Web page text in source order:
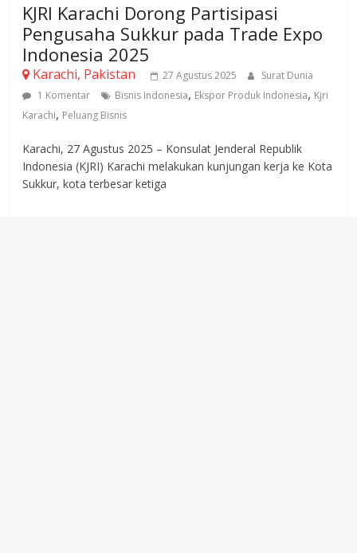
KJRI Karachi Dorong Partisipasi
Pengusaha Sukkur pada Trade Expo
Indonesia 2025
Karachi, Pakistan 27 Agustus 2025
Surat Dunia
1 Komentar
Bisnis Indonesia, Ekspor Produk Indonesia, Kjri
Karachi, Peluang Bisnis
Karachi, 27 Agustus 2025 – Konsulat Jenderal Republik
Indonesia (KJRI) Karachi melakukan kunjungan kerja ke Kota
Sukkur, kota terbesar ketiga